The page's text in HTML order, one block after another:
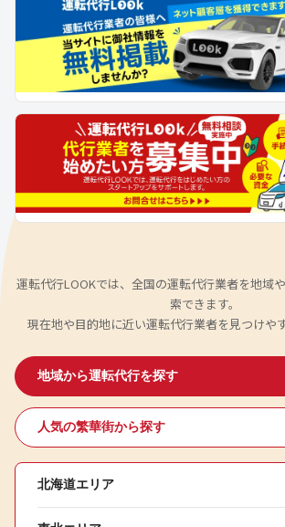
運転代行LOOKでは、全国の運転代行業者を地域
索できます。
現在地や目的地に近い運転代行業者を見つけや
地域から運転代行を探す
人気の繁華街から探す
北海道エリア